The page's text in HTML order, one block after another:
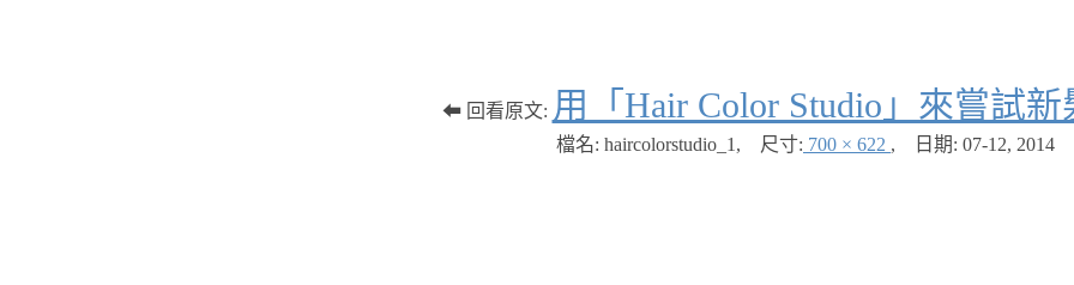
⬅ 回看原文: 用「Hair Color Studio」來嘗試新
檔名: haircolorstudio_1 , 尺寸: 700 × 622 , 日期: 07-12, 2014